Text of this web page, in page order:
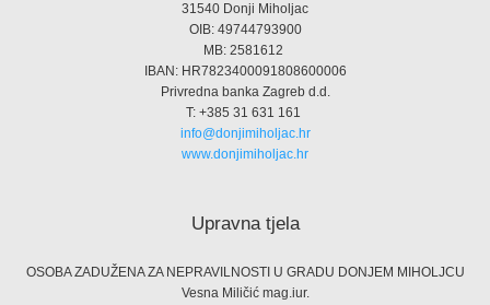
31540 Donji Miholjac
OIB: 49744793900
MB: 2581612
IBAN: HR7823400091808600006
Privredna banka Zagreb d.d.
T: +385 31 631 161
info@donjimiholjac.hr
www.donjimiholjac.hr
Upravna tjela
OSOBA ZADUŽENA ZA NEPRAVILNOSTI U GRADU DONJEM MIHOLJCU
Vesna Miličić mag.iur.